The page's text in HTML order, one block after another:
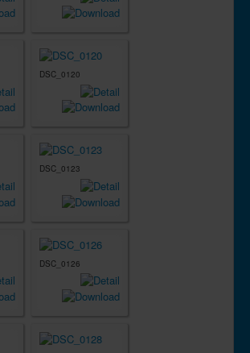
DSC_0120
DSC_0123
DSC_0126